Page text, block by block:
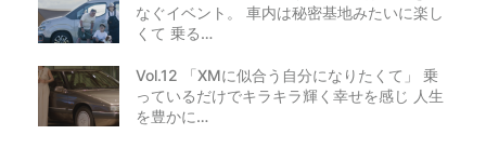
なぐイベント。 車内は秘密基地みたいに楽し
くて 乗る…
Vol.12 「XMに似合う自分になりたくて」 乗
っているだけでキラキラ輝く幸せを感じ 人生
を豊かに…